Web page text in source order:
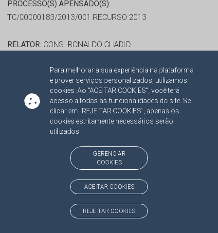
Para melhorar a sua experiência na plataforma
e prover serviços personalizados, utilizamos
cookies. Ao "ACEITAR COOKIES", você terá
acesso a todas as funcionalidades do site. Se
clicar em "REJEITAR COOKIES", apenas os
cookies estritamente necessários serão
utilizados.
GERENCIAR
COOKIES
ACEITAR COOKIES
REJEITAR COOKIES
PROCESSO(S) APENSADO(S):
TC/00000183/2013/001 RECURSO 2013
RELATOR: CONS. RONALDO CHADID
CONTRATO ADMINISTRATIVO 2013
PROTOCOLO: 1458449
ORGÃO:
FUNDO ESPECIAL P/ INSTALAÇÃO, DESENV. E
APERFEIÇOAMENTO DOS JUIZADOS ESP. CÍVEIS E
GOMES COMERCIO DE INFORMATICA LTDA - ME
NÃO HÁ
CONS. RONALDO CHADID
TC/19811/2014